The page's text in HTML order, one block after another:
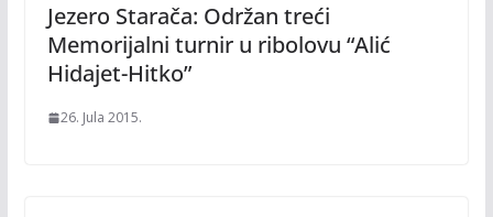
Jezero Starača: Održan treći
Memorijalni turnir u ribolovu “Alić
Hidajet-Hitko”
26. Jula 2015.